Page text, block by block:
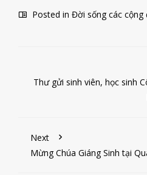
Posted in Đời sống các cộng
Thư gửi sinh viên, học sinh
Next
Mừng Chúa Giáng Sinh tại